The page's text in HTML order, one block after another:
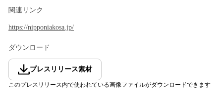
関連リンク
https://nipponiakosa.jp/
ダウンロード
プレスリリース素材
このプレスリリース内で使われている画像ファイルがダウンロードできます